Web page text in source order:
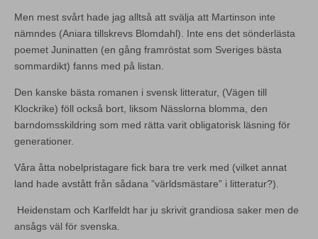
Men mest svårt hade jag alltså att svälja att Martinson inte
nämndes (Aniara tillskrevs Blomdahl). Inte ens det sönderlästa
poemet Juninatten (en gång framröstat som Sveriges bästa
sommardikt) fanns med på listan.
Den kanske bästa romanen i svensk litteratur, (Vägen till
Klockrike) föll också bort, liksom Nässlorna blomma, den
barndomsskildring som med rätta varit obligatorisk läsning för
generationer.
Våra åtta nobelpristagare fick bara tre verk med (vilket annat
land hade avstått från sådana ”världsmästare” i litteratur?).
Heidenstam och Karlfeldt har ju skrivit grandiosa saker men de
ansågs väl för svenska.